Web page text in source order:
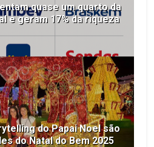
quase um quarto da
e geram 17% da riqueza
do Papai Noel são
do Natal do Bem 2025